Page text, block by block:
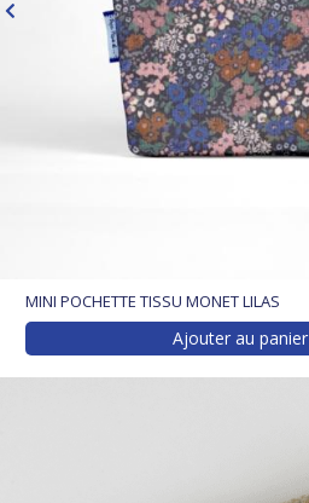
MINI POCHETTE TISSU MONET LILAS
Ajouter au panier